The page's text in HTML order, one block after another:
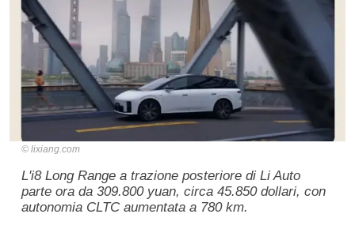
lixiang.com
L'i8 Long Range a trazione posteriore di Li Auto
parte ora da 309.800 yuan, circa 45.850 dollari, con
autonomia CLTC aumentata a 780 km.